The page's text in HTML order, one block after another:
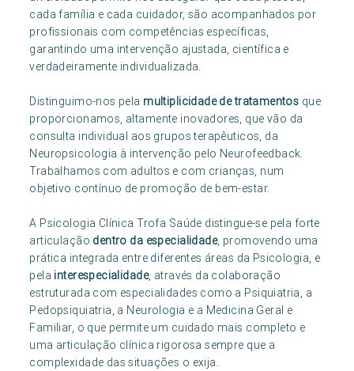
cada família e cada cuidador, são acompanhados por
profissionais com competências específicas,
garantindo uma intervenção ajustada, científica e
verdadeiramente individualizada.
Distinguimo-nos pela multiplicidade de tratamentos que
proporcionamos, altamente inovadores, que vão da
consulta individual aos grupos terapêuticos, da
Neuropsicologia à intervenção pelo Neurofeedback.
Trabalhamos com adultos e com crianças, num
objetivo contínuo de promoção de bem-estar.
A Psicologia Clínica Trofa Saúde distingue-se pela forte
articulação dentro da especialidade, promovendo uma
prática integrada entre diferentes áreas da Psicologia, e
pela interespecialidade, através da colaboração
estruturada com especialidades como a Psiquiatria, a
Pedopsiquiatria, a Neurologia e a Medicina Geral e
Familiar, o que permite um cuidado mais completo e
uma articulação clínica rigorosa sempre que a
complexidade das situações o exija.